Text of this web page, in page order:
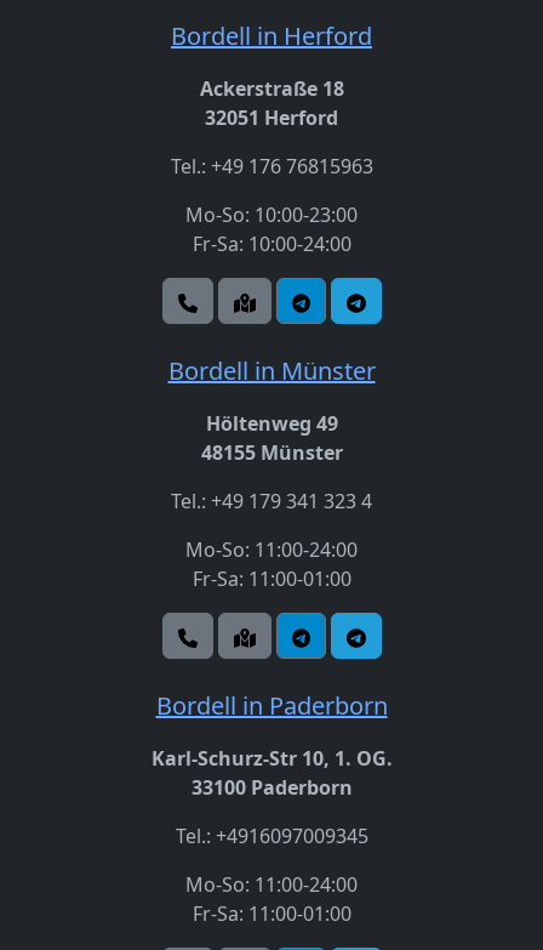
Bordell in Herford
Ackerstraße 18
32051 Herford
Tel.: +49 176 76815963
Mo-So: 10:00-23:00
Fr-Sa: 10:00-24:00
Bordell in Münster
Höltenweg 49
48155 Münster
Tel.: +49 179 341 323 4
Mo-So: 11:00-24:00
Fr-Sa: 11:00-01:00
Bordell in Paderborn
Karl-Schurz-Str 10, 1. OG.
33100 Paderborn
Tel.: +4916097009345
Mo-So: 11:00-24:00
Fr-Sa: 11:00-01:00